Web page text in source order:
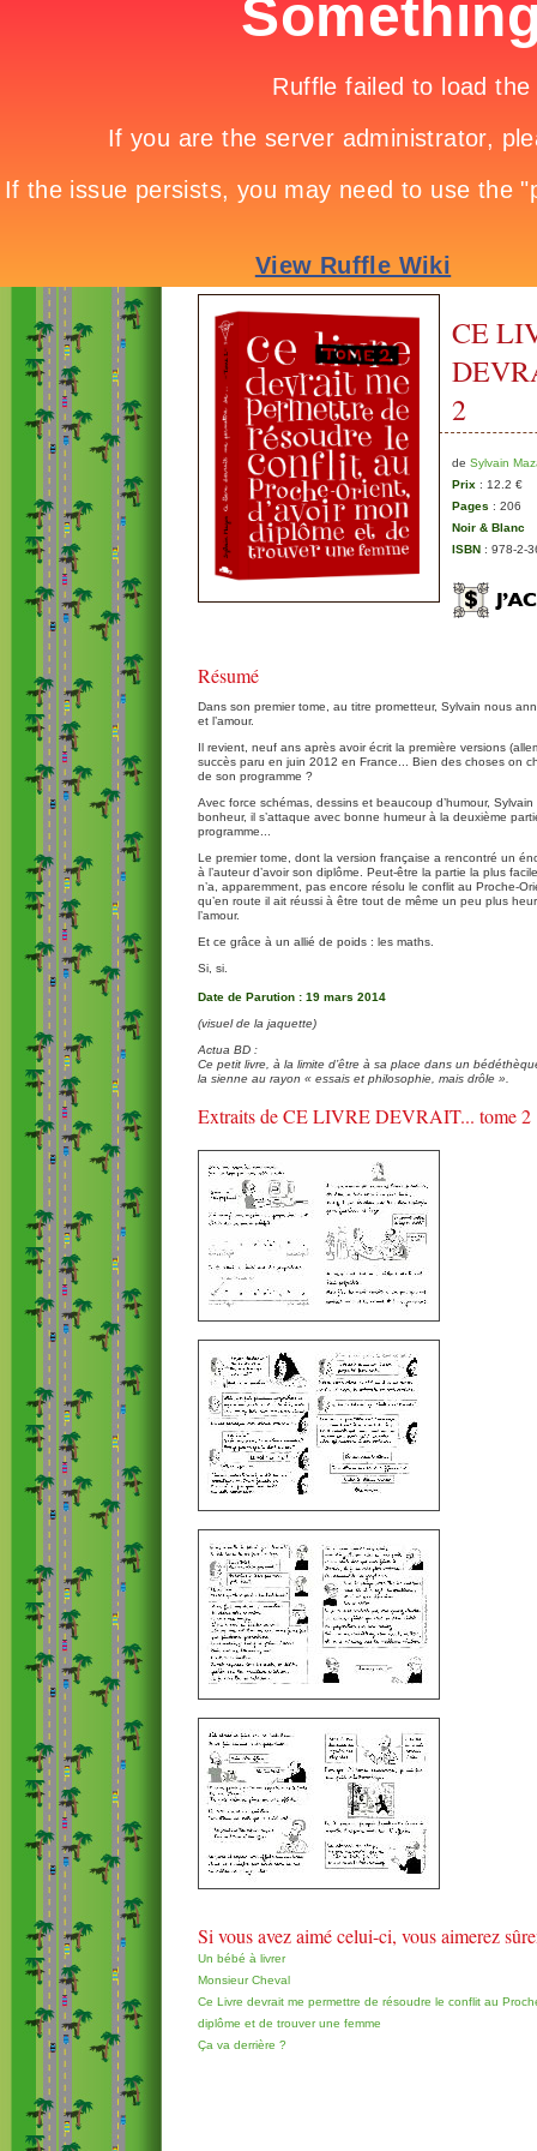
CE
2
de Sylvain
Prix : 12.2 €
Pages : 206
Noir & Blanc
ISBN : 978-2-
Résumé
Dans son premier tome, au titre prometteur, Sylvain nous
et l’amour.
Il revient, neuf ans après avoir écrit la première versions
succès paru en juin 2012 en France... Bien des choses on
de son programme ?
Avec force schémas, dessins et beaucoup d’humour,
bonheur, il s’attaque avec bonne humeur à la deuxième
programme...
Le premier tome, dont la version française a rencontré un
à l’auteur d’avoir son diplôme. Peut-être la partie la plus
n’a, apparemment, pas encore résolu le conflit au Proche-
qu’en route il ait réussi à être tout de même un peu plus
l’amour.
Et ce grâce à un allié de poids : les maths.
Si, si.
Date de Parution : 19 mars 2014
(visuel de la jaquette)
Actua BD :
Ce petit livre, à la limite d’être à sa place dans un
la sienne au rayon « essais et philosophie, mais drôle ».
Extraits de CE LIVRE DEVRAIT... tome 2
Si vous avez aimé celui-ci, vous aimerez
Un bébé à livrer
Monsieur Cheval
Ce Livre devrait me permettre de résoudre le conflit au
diplôme et de trouver une femme
Ça va derrière ?